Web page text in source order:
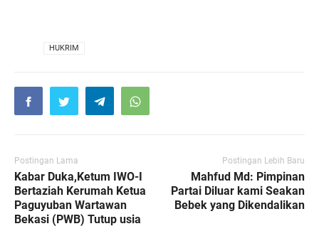
HUKRIM
Postingan Lama
Kabar Duka,Ketum IWO-I
Bertaziah Kerumah Ketua
Paguyuban Wartawan
Bekasi (PWB) Tutup usia
Postingan Lebih Baru
Mahfud Md: Pimpinan
Partai Diluar kami Seakan
Bebek yang Dikendalikan